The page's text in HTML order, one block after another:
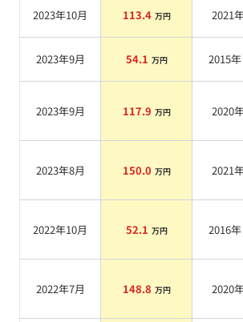
2023年10月 113.4 万円 2021
2023年9月 54.1 万円 2015
2023年9月 117.9 万円 2020
2023年8月 150.0 万円 2021
2022年10月 52.1 万円 2016
2022年7月 148.8 万円 2020